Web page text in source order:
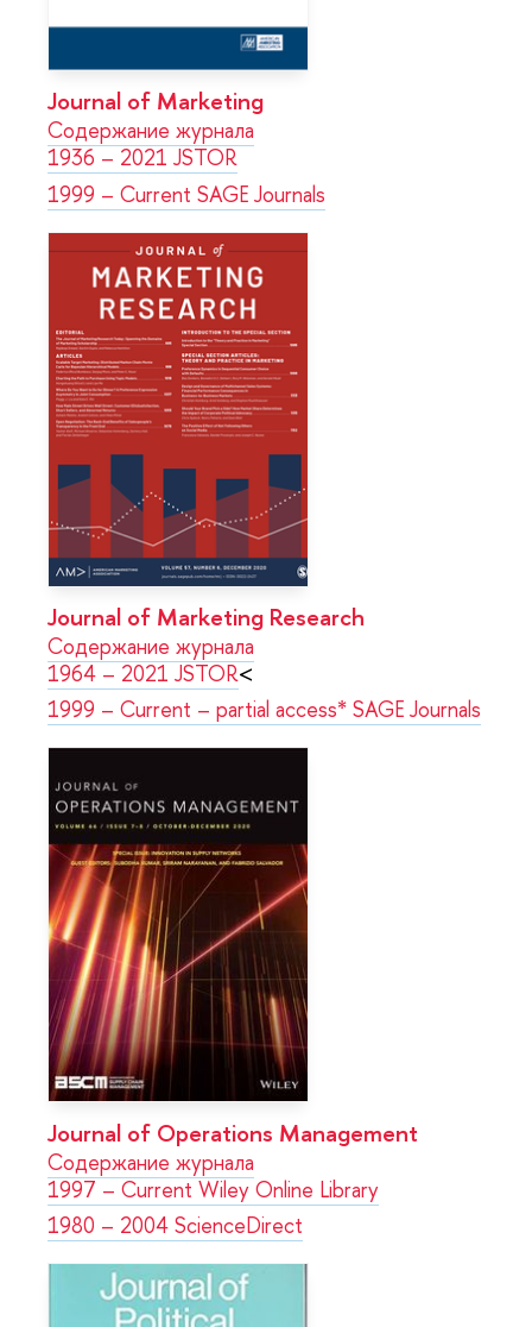
Journal of Marketing
Содержание журнала
1936 – 2021 JSTOR
1999 – Current SAGE Journals
Journal of Marketing Research
Содержание журнала
1964 – 2021 JSTOR<
1999 – Current – partial access* SAGE Journals
Journal of Operations Management
Содержание журнала
1997 – Current Wiley Online Library
1980 – 2004 ScienceDirect